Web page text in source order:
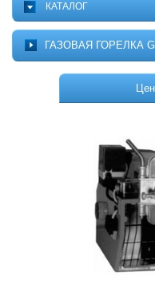
КАТАЛОГ
Комплектующие для
Гидромассажные
Локальная канализация
ГАЗОВАЯ ГОРЕЛКА